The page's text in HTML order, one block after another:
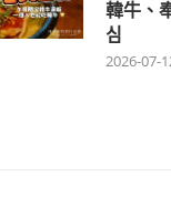
韓牛、
심
2026-07-